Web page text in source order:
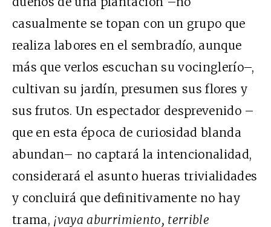
casualmente se topan con un grupo que
realiza labores en el sembradío, aunque
más que verlos escuchan su vocinglerío–,
cultivan su jardín, presumen sus flores y
sus frutos. Un espectador desprevenido –
que en esta época de curiosidad blanda
abundan– no captará la intencionalidad,
considerará el asunto hueras trivialidades
y concluirá que definitivamente no hay
trama, ¡vaya aburrimiento, terrible